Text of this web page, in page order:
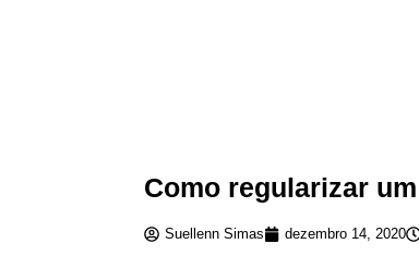
Como regularizar
Suellenn Simas dezembro 14, 2020